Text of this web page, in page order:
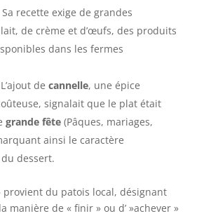
Sa recette exige de grandes
de crème et d’œufs, des produits
dans les fermes
L’ajout de cannelle, une épice
signalait que le plat était
grande fête(Pâques, mariages,
ainsi le caractère
dessert.
provient du patois local, désignant
manière de « finir » ou d’ »achever »